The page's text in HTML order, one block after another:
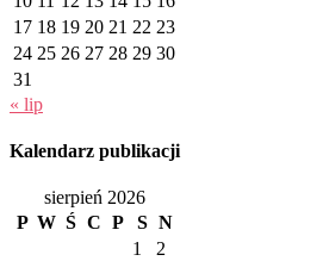
17 18 19 20 21 22 23
24 25 26 27 28 29 30
31
« lip
Kalendarz publikacji
sierpień 2026
P W Ś C P S N
1
2